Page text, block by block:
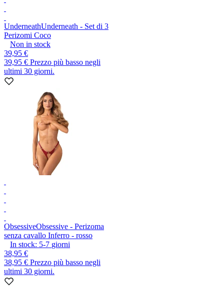
UnderneathUnderneath - Set di 3
Perizomi Coco
Non in stock
39,95 €
39,95 € Prezzo più basso negli
ultimi 30 giorni.
ObsessiveObsessive - Perizoma
senza cavallo Inferro - rosso
In stock: 5-7 giorni
38,95 €
38,95 € Prezzo più basso negli
ultimi 30 giorni.